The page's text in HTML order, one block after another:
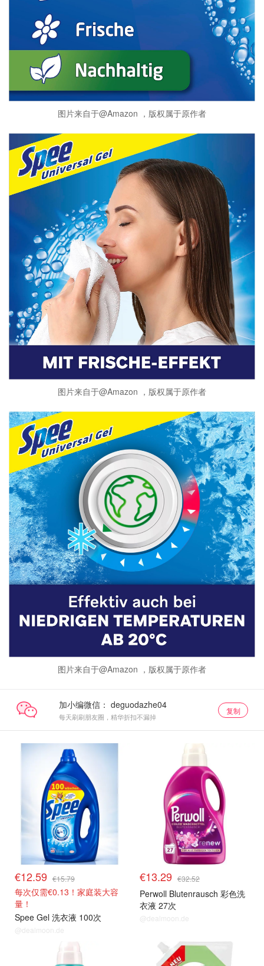
图片来自于@Amazon ，版权属于原作者
图片来自于@Amazon ，版权属于原作者
图片来自于@Amazon ，版权属于原作者
加小编微信：
每天刷刷朋友圈，精华折扣不漏掉
复制
€12.59 €15.79
每次仅需€0.13！家庭装大容
量！
Spee Gel 洗衣液 100次
@dealmoon.de
€13.29 €32.52
Perwoll Blutenrausch 彩色洗
衣液 27次
@dealmoon.de